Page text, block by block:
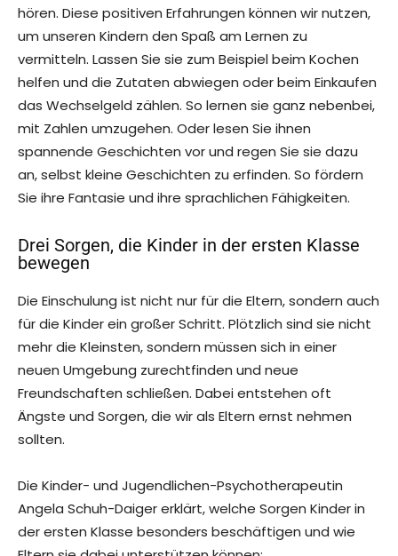
hören. Diese positiven Erfahrungen können wir nutzen,
um unseren Kindern den Spaß am Lernen zu
vermitteln. Lassen Sie sie zum Beispiel beim Kochen
helfen und die Zutaten abwiegen oder beim Einkaufen
das Wechselgeld zählen. So lernen sie ganz nebenbei,
mit Zahlen umzugehen. Oder lesen Sie ihnen
spannende Geschichten vor und regen Sie sie dazu
an, selbst kleine Geschichten zu erfinden. So fördern
Sie ihre Fantasie und ihre sprachlichen Fähigkeiten.
Drei Sorgen, die Kinder in der ersten Klasse
bewegen
Die Einschulung ist nicht nur für die Eltern, sondern auch
für die Kinder ein großer Schritt. Plötzlich sind sie nicht
mehr die Kleinsten, sondern müssen sich in einer
neuen Umgebung zurechtfinden und neue
Freundschaften schließen. Dabei entstehen oft
Ängste und Sorgen, die wir als Eltern ernst nehmen
sollten.
Die Kinder- und Jugendlichen-Psychotherapeutin
Angela Schuh-Daiger erklärt, welche Sorgen Kinder in
der ersten Klasse besonders beschäftigen und wie